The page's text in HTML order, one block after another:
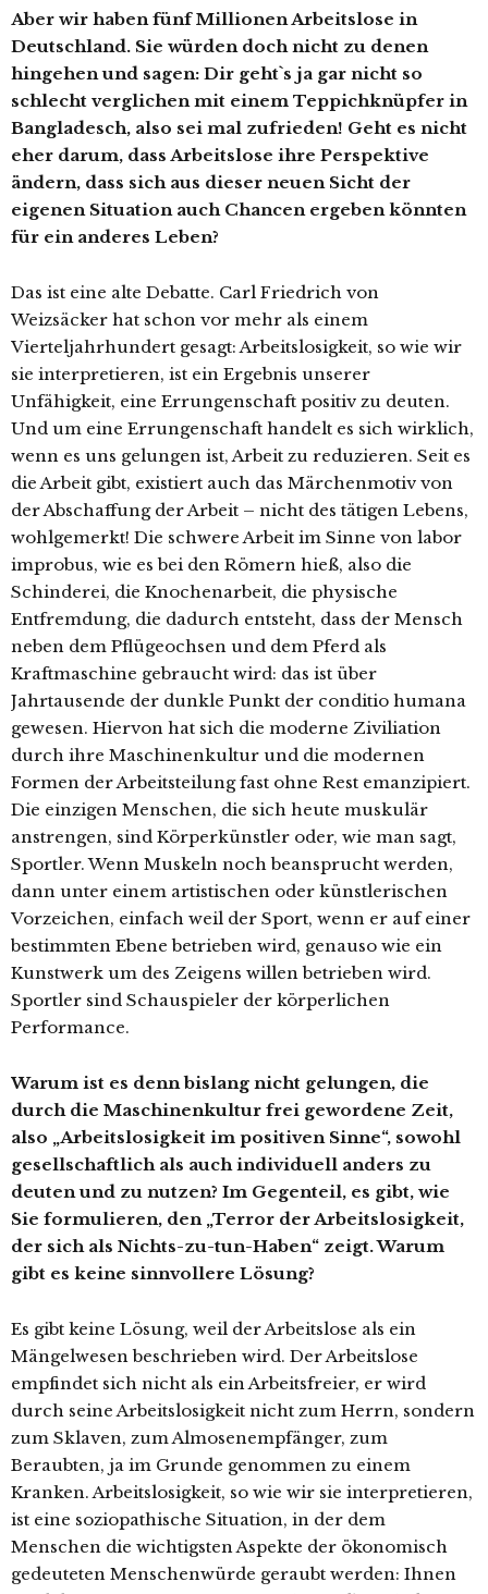
Aber wir haben fünf Millionen Arbeitslose in
Deutschland. Sie würden doch nicht zu denen
hingehen und sagen: Dir geht`s ja gar nicht so
schlecht verglichen mit einem Teppichknüpfer in
Bangladesch, also sei mal zufrieden! Geht es nicht
eher darum, dass Arbeitslose ihre Perspektive
ändern, dass sich aus dieser neuen Sicht der
eigenen Situation auch Chancen ergeben könnten
für ein anderes Leben?
Das ist eine alte Debatte. Carl Friedrich von
Weizsäcker hat schon vor mehr als einem
Vierteljahrhundert gesagt: Arbeitslosigkeit, so wie wir
sie interpretieren, ist ein Ergebnis unserer
Unfähigkeit, eine Errungenschaft positiv zu deuten.
Und um eine Errungenschaft handelt es sich wirklich,
wenn es uns gelungen ist, Arbeit zu reduzieren. Seit es
die Arbeit gibt, existiert auch das Märchenmotiv von
der Abschaffung der Arbeit – nicht des tätigen Lebens,
wohlgemerkt! Die schwere Arbeit im Sinne von labor
improbus, wie es bei den Römern hieß, also die
Schinderei, die Knochenarbeit, die physische
Entfremdung, die dadurch entsteht, dass der Mensch
neben dem Pflügeochsen und dem Pferd als
Kraftmaschine gebraucht wird: das ist über
Jahrtausende der dunkle Punkt der conditio humana
gewesen. Hiervon hat sich die moderne Ziviliation
durch ihre Maschinenkultur und die modernen
Formen der Arbeitsteilung fast ohne Rest emanzipiert.
Die einzigen Menschen, die sich heute muskulär
anstrengen, sind Körperkünstler oder, wie man sagt,
Sportler. Wenn Muskeln noch beansprucht werden,
dann unter einem artistischen oder künstlerischen
Vorzeichen, einfach weil der Sport, wenn er auf einer
bestimmten Ebene betrieben wird, genauso wie ein
Kunstwerk um des Zeigens willen betrieben wird.
Sportler sind Schauspieler der körperlichen
Performance.
Warum ist es denn bislang nicht gelungen, die
durch die Maschinenkultur frei gewordene Zeit,
also „Arbeitslosigkeit im positiven Sinne“, sowohl
gesellschaftlich als auch individuell anders zu
deuten und zu nutzen? Im Gegenteil, es gibt, wie
Sie formulieren, den „Terror der Arbeitslosigkeit,
der sich als Nichts-zu-tun-Haben“ zeigt. Warum
gibt es keine sinnvollere Lösung?
Es gibt keine Lösung, weil der Arbeitslose als ein
Mängelwesen beschrieben wird. Der Arbeitslose
empfindet sich nicht als ein Arbeitsfreier, er wird
durch seine Arbeitslosigkeit nicht zum Herrn, sondern
zum Sklaven, zum Almosenempfänger, zum
Beraubten, ja im Grunde genommen zu einem
Kranken. Arbeitslosigkeit, so wie wir sie interpretieren,
ist eine soziopathische Situation, in der dem
Menschen die wichtigsten Aspekte der ökonomisch
gedeuteten Menschenwürde geraubt werden: Ihnen